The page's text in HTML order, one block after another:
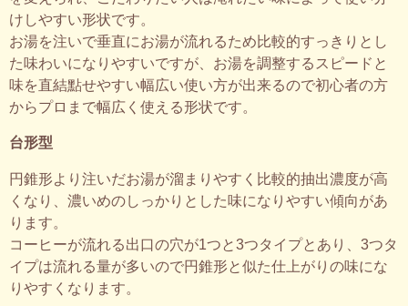
けしやすい形状です。
お湯を注いで垂直にお湯が流れるため比較的すっきりとし
た味わいになりやすいですが、お湯を調整するスピードと
味を直結點せやすい幅広い使い方が出来るので初心者の方
からプロまで幅広く使える形状です。
台形型
円錐形より注いだお湯が溜まりやすく比較的抽出濃度が高
くなり、濃いめのしっかりとした味になりやすい傾向があ
ります。
コーヒーが流れる出口の穴が1つと3つタイプとあり、3つタ
イプは流れる量が多いので円錐形と似た仕上がりの味にな
りやすくなります。